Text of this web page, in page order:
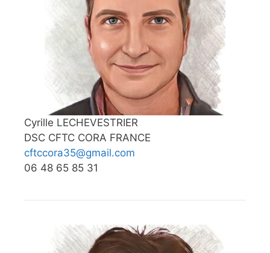
Cyrille LECHEVESTRIER
DSC CFTC CORA FRANCE
cftccora35@gmail.com
06 48 65 85 31